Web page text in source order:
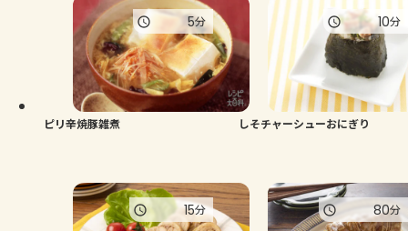
トーク
よくあるお問い合わせ
お買い物
ピリ辛焼豚雑煮
5分
しそチャーシューおにぎり
10分
15分 80分